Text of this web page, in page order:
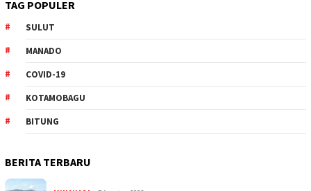
TAG POPULER
SULUT
MANADO
COVID-19
KOTAMOBAGU
BITUNG
BERITA TERBARU